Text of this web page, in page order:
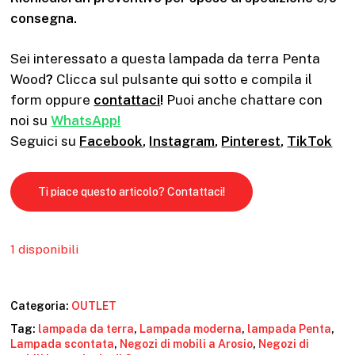
consegna.
Sei interessato a questa lampada da terra Penta
Wood? Clicca sul pulsante qui sotto e compila il
form oppure contattaci! Puoi anche chattare con
noi su WhatsApp!
Seguici su Facebook, Instagram, Pinterest, TikTok
Ti piace questo articolo? Contattaci!
1 disponibili
Categoria: OUTLET
Tag: lampada da terra, Lampada moderna, lampada Penta,
Lampada scontata, Negozi di mobili a Arosio, Negozi di